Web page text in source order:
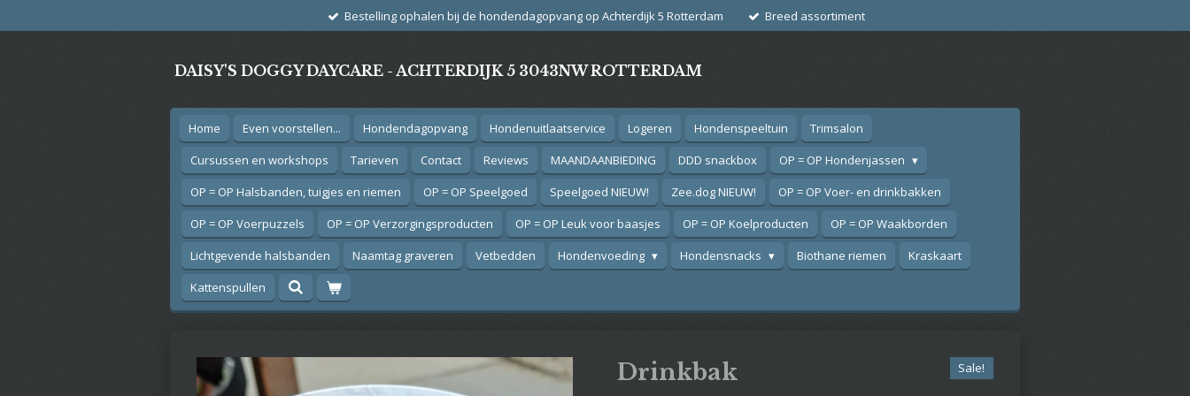
Bestelling ophalen bij de hondendagopvang op Achterdijk 5 Rotterdam Breed assortiment
DAISY'S DOGGY DAYCARE - ACHTERDIJK 5 3043NW ROTTERDAM
Home Even voorstellen... Hondendagopvang Hondenuitlaatservice Logeren Hondenspeeltuin
Trimsalon
Cursussen en workshops
Tarieven Contact Reviews MAANDAANBIEDING DDD snackbox
OP = OP Hondenjassen
OP = OP Halsbanden, tuigjes en riemen
OP = OP Speelgoed Speelgoed NIEUW! Zee.dog NIEUW!
OP = OP Voer- en drinkbakken
OP = OP Voerpuzzels
OP = OP Verzorgingsproducten OP = OP Leuk voor baasjes OP = OP Koelproducten
OP = OP Waakborden
Lichtgevende halsbanden
Naamtag graveren Vetbedden Hondenvoeding Hondensnacks Biothane riemen
Kraskaart
Kattenspullen
Drinkbak Sale!